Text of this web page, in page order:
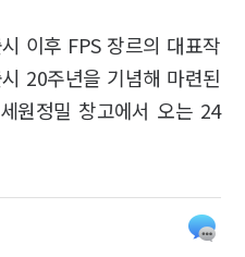
이후 FPS 장르의 대표작
20주년을 기념해 마련된
원정밀 창고에서 오는 24